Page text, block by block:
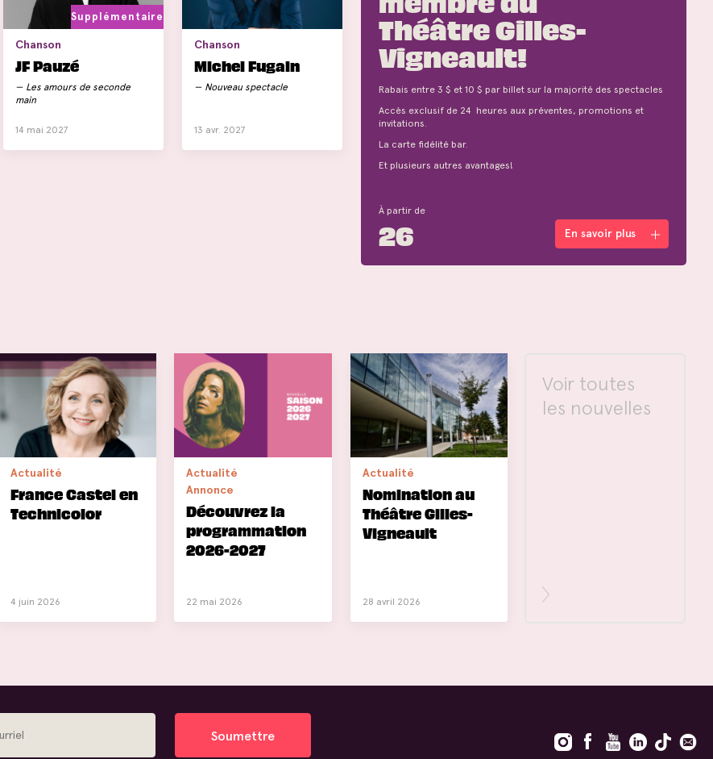
Supplémentaire
Chanson
JF Pauzé
Les amours de seconde
main
14 mai 2027
Chanson
Michel Fugain
Nouveau spectacle
13 avr. 2027
Théâtre Gilles-
Vigneault!
Rabais entre 3 $ et 10 $ par billet sur la majorité des spectacles
Accès exclusif de 24 heures aux préventes, promotions et
invitations.
La carte fidélité bar.
Et plusieurs autres avantages!
À partir de
26 En savoir plus
Actualité
France Castel en
Technicolor
4 juin 2026
Actualité
Annonce
Découvrez la
programmation
2026-2027
22 mai 2026
Actualité
Nomination au
Théâtre Gilles-
Vigneault
28 avril 2026
Voir toutes
les nouvelles
Soumettre